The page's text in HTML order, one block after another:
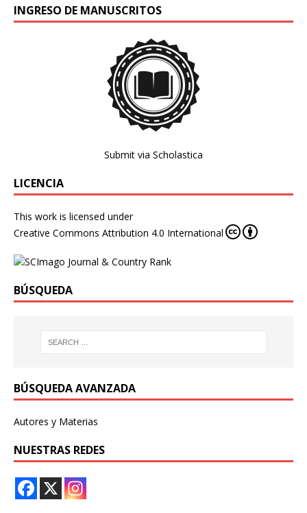
INGRESO DE MANUSCRITOS
Submit via Scholastica
LICENCIA
This work is licensed under
Creative Commons Attribution 4.0 International
BÚSQUEDA
BÚSQUEDA AVANZADA
Autores y Materias
NUESTRAS REDES